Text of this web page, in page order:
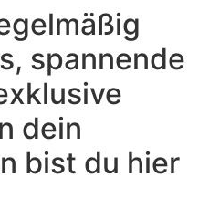
spannende
dein
bist du hier